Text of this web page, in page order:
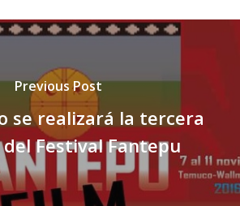
Previous Post
se realizará la tercera
Festival Fantepu